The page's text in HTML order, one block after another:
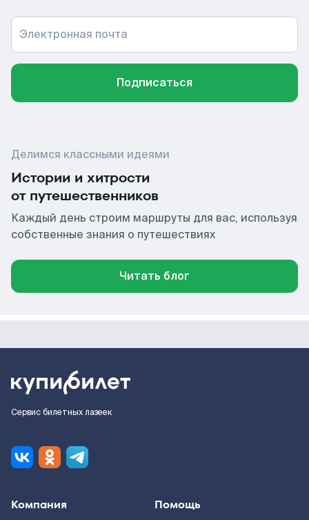
Электронная почта
Подписаться
Делимся классными идеями
Истории и хитрости
от путешественников
Каждый день строим маршруты для вас, используя
собственные знания о путешествиях
Читать блог
Сервис билетных лазеек
Компания Помощь